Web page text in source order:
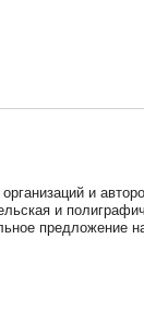
и
и
предложение